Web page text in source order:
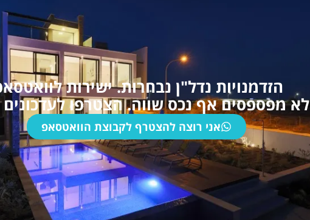
הזדמנויות נדל"ן נבחרות. ישירות
לא מפספסים אף נכס שווה. הצטרפו לעדכונים
אני רוצה להצטרף לקבוצת הוואטסאפ